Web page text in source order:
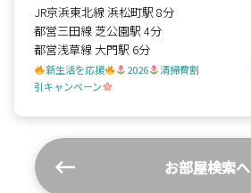
JR京浜東北線 浜松町駅 8分
都営三田線 芝公園駅 4分
都営浅草線 大門駅 6分
新生活を応援 2026
清掃費割
引キャンペーン
お部屋検索へ